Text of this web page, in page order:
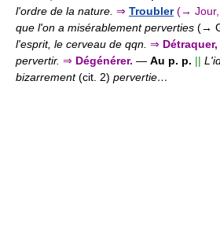
l'ordre de la nature. ⇒ Troubler (→ Jour,
que l'on a misérablement perverties (→
l'esprit, le cerveau de qqn. ⇒
pervertir. ⇒ Dégénérer. — Au p. p. ||
bizarrement(cit. 2) pervertie…